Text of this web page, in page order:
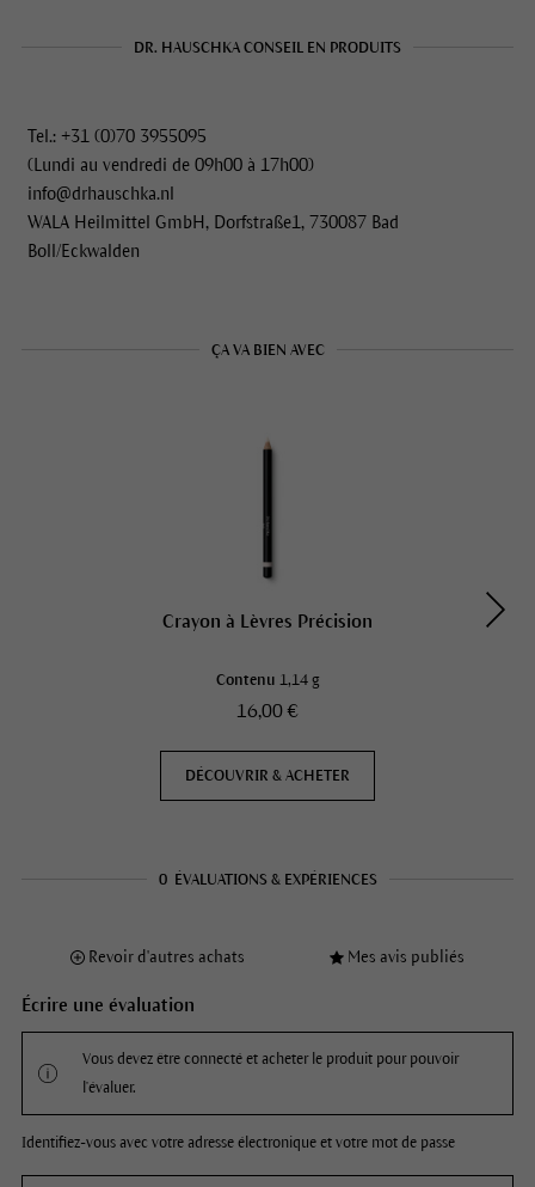
DR. HAUSCHKA CONSEIL EN PRODUITS
Tel.: +31 (0)70 3955095
(Lundi au vendredi de 09h00 à 17h00)
info@drhauschka.nl
WALA Heilmittel GmbH, Dorfstraße1, 730087 Bad
Boll/Eckwalden
ÇA VA BIEN AVEC
Crayon à Lèvres Précision
Contenu 1,14 g
16,00 €
DÉCOUVRIR & ACHETER
0 ÉVALUATIONS & EXPÉRIENCES
Revoir d'autres achats Mes avis publiés
Écrire une évaluation
Vous devez être connecté et acheter le produit pour pouvoir
l'évaluer.
Identifiez-vous avec votre adresse électronique et votre mot de passe